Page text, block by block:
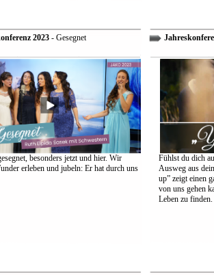
2023- Gesegnet
besonders jetzt und hier. Wir
erleben und jubeln: Er hat durch uns
Fühlst du dich
Ausweg aus
up” zeigt einen
von uns gehen
Leben zu finden.